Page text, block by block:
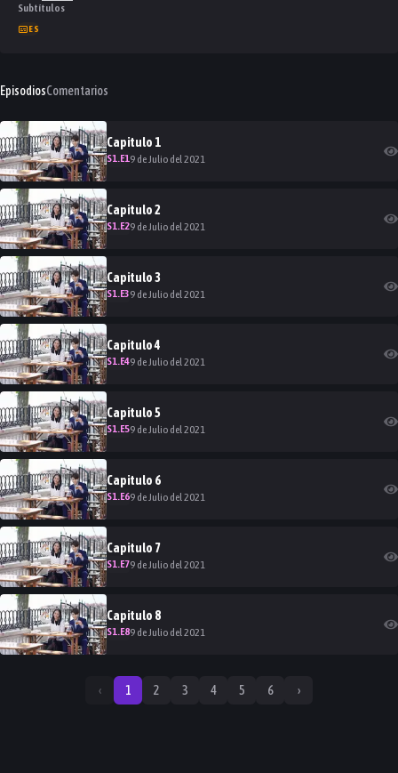
Subtítulos
ES
EpisodiosComentarios
Capitulo 1
S1.E19 de Julio del 2021
Capitulo2
S1.E29 de Julio del 2021
Capitulo3
S1.E39 de Julio del 2021
Capitulo4
S1.E49 de Julio del 2021
Capitulo5
S1.E59 de Julio del 2021
Capitulo 6
S1.E69 de Julio del 2021
Capitulo 7
S1.E79 de Julio del 2021
Capitulo 8
S1.E89 de Julio del 2021
‹ 1 2 3 4 5 6 ›